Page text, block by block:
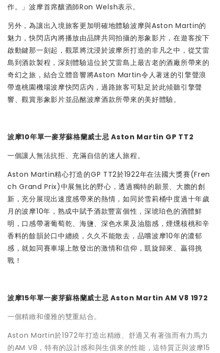
作。」波摩首席釀酒師Ron Welsh表示。
另外，為讓出入境旅客更加明確地體驗波摩與Aston Martin的
魅力，快閃店內將播放由品牌共同拍攝的形象影片，在遊客按下
啟動鍵那一刻起，觀眾將沈浸於波摩所打造的非凡之中，從艾雷
島到酒款製程，深刻體驗這位於艾雷島上最古老的酒廠所帶來的
奇幻之旅，結合立體音響將Aston Martin令人著迷的引擎聲浪
帶進桃園機場波摩快閃店內，過路旅客可駐足於此傾聽引擎聲
響、觀賞形象影片並品酩波摩酒款所帶來的美好體驗。
波摩10年單一麥芽蘇格蘭威士忌 Aston Martin GP TT2
一個讓人無法抗拒、充滿自信的迷人旅程。
Aston Martin精心打造的GP TT2於1922年在法國大獎賽(Fren
ch Grand Prix)中展無比的野心，透過獨特的願景、大膽的創
新，充分展現出速度感帶來的熱情，如同於雪莉桶中度過十年歲
月的波摩10年，熟成中賦予酒款豐富個性，深琥珀色的酒體鮮
明，口感帶著葡萄乾、海鹽、深色水果及油脂感，煙燻核桃和辛
香料的餘韻於口中纏繞，久久不能散去，品嚐波摩10年的濃郁
感，就如同賽車場上散發出的激情和信仰，凱旋歸來、贏得挑
戰！
波摩15年單一麥芽蘇格蘭威士忌 Aston Martin AM V8 1972
一個精緻和優雅的雙重結合。
Aston Martin於1972年打造出精緻、舒適又有著強而有力馬力
的AM V8，特有的設計感和與生俱來的性能，這特質正與波摩15